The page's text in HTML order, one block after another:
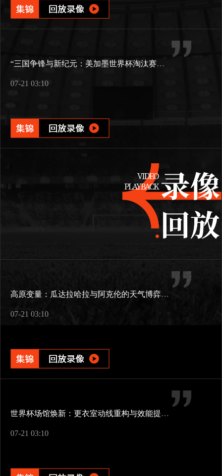
“三国争锋与新纪元：美加墨世界杯淘汰赛版图重构”
07-21 03:10
高原变量：瓜达拉哈拉与阿克伦的天气博弈如何重塑2026世界杯战术逻辑
07-21 03:10
世界杯场馆焕新：更衣室动线重构与效能提升方案
07-21 03:10